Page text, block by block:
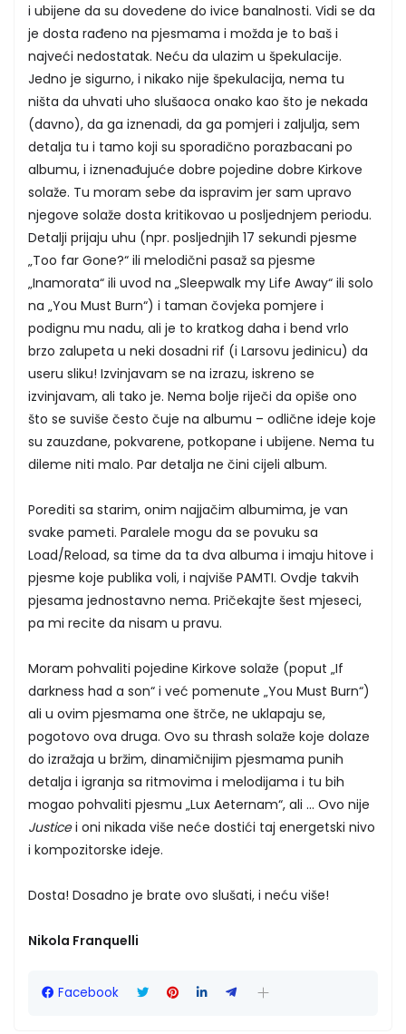
i ubijene da su dovedene do ivice banalnosti. Vidi se da
je dosta rađeno na pjesmama i možda je to baš i
najveći nedostatak. Neću da ulazim u špekulacije.
Jedno je sigurno, i nikako nije špekulacija, nema tu
ništa da uhvati uho slušaoca onako kao što je nekada
(davno), da ga iznenadi, da ga pomjeri i zaljulja, sem
detalja tu i tamo koji su sporadično porazbacani po
albumu, i iznenađujuće dobre pojedine dobre Kirkove
solaže. Tu moram sebe da ispravim jer sam upravo
njegove solaže dosta kritikovao u posljednjem periodu.
Detalji prijaju uhu (npr. posljednjih 17 sekundi pjesme
„Too far Gone?“ ili melodični pasaž sa pjesme
„Inamorata“ ili uvod na „Sleepwalk my Life Away“ ili solo
na „You Must Burn“) i taman čovjeka pomjere i
podignu mu nadu, ali je to kratkog daha i bend vrlo
brzo zalupeta u neki dosadni rif (i Larsovu jedinicu) da
useru sliku! Izvinjavam se na izrazu, iskreno se
izvinjavam, ali tako je. Nema bolje riječi da opiše ono
što se suviše često čuje na albumu – odlične ideje koje
su zauzdane, pokvarene, potkopane i ubijene. Nema tu
dileme niti malo. Par detalja ne čini cijeli album.
Porediti sa starim, onim najjačim albumima, je van
svake pameti. Paralele mogu da se povuku sa
Load/Reload, sa time da ta dva albuma i imaju hitove i
pjesme koje publika voli, i najviše PAMTI. Ovdje takvih
pjesama jednostavno nema. Pričekajte šest mjeseci,
pa mi recite da nisam u pravu.
Moram pohvaliti pojedine Kirkove solaže (poput „If
darkness had a son“ i već pomenute „You Must Burn“)
ali u ovim pjesmama one štrče, ne uklapaju se,
pogotovo ova druga. Ovo su thrash solaže koje dolaze
do izražaja u bržim, dinamičnijim pjesmama punih
detalja i igranja sa ritmovima i melodijama i tu bih
mogao pohvaliti pjesmu „Lux Aeternam“, ali ... Ovo nije
Justicei oni nikada više neće dostići taj energetski nivo
i kompozitorske ideje.
Dosta! Dosadno je brate ovo slušati, i neću više!
Nikola Franquelli
Facebook